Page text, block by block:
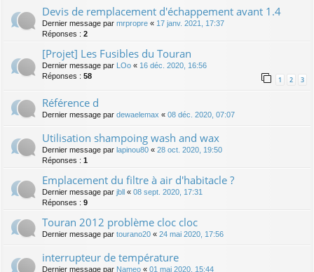
Devis de remplacement d'échappement avant 1.4
Dernier message par mrpropre « 17 janv. 2021, 17:37
Réponses : 2
[Projet] Les Fusibles du Touran
Dernier message par LOo « 16 déc. 2020, 16:56
Réponses : 58 1 2 3
Référence d
Dernier message par dewaelemax « 08 déc. 2020, 07:07
Utilisation shampoing wash and wax
Dernier message par lapinou80 « 28 oct. 2020, 19:50
Réponses : 1
Emplacement du filtre à air d'habitacle ?
Dernier message par jbll « 08 sept. 2020, 17:31
Réponses : 9
Touran 2012 problème cloc cloc
Dernier message par tourano20 « 24 mai 2020, 17:56
interrupteur de température
Dernier message par Nameo « 01 mai 2020, 15:44